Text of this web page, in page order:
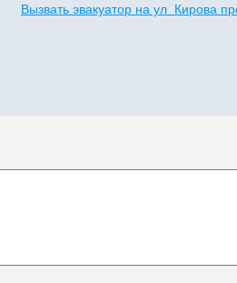
Вызвать эвакуатор на ул Кирова